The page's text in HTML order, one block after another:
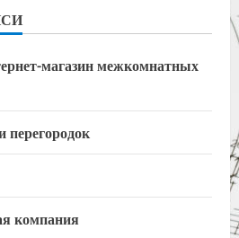
магазин межкомнатных
перегородок
компания